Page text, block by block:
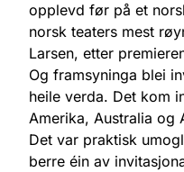
opplevd før på et
norsk teaters mest
Larsen, etter
Og framsyninga blei
heile verda. Det kom
Amerika, Australia og
Det var praktisk
berre éin av